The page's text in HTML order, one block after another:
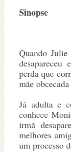
Sinopse
Quando
perda que
mãe
Já adulta e
conhece
irmã
melhores
um processo